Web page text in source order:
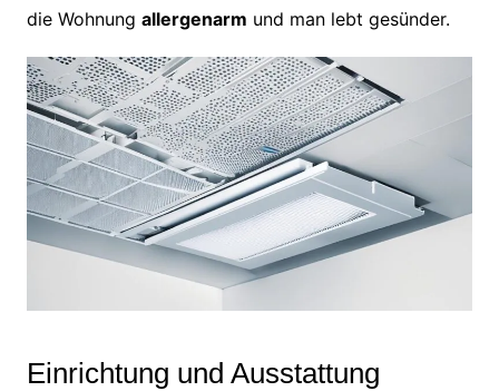
die Wohnung allergenarm und man lebt gesünder.
Einrichtung und Ausstattung